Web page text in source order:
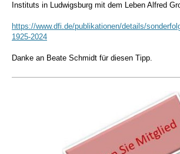
Instituts in Ludwigsburg mit dem Leben Alfred
https://www.dfi.de/publikationen/details/
1925-2024
Danke an Beate Schmidt für diesen Tipp.